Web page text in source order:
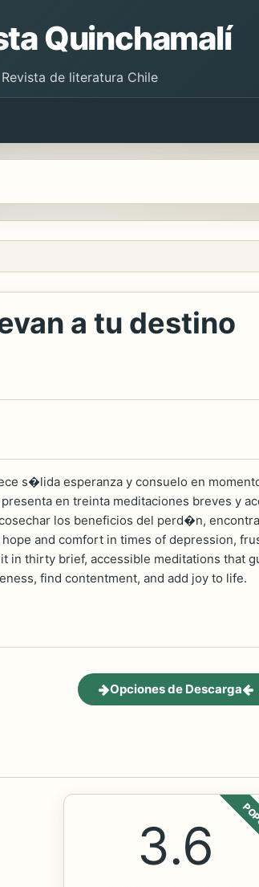
Quinchamalí
Revista de literatura Chile
a tu destino
s�lida esperanza y consuelo en
en treinta meditaciones breves y
los beneficios del perd�n,
and comfort in times of depression,
in thirty brief, accessible meditations that
find contentment, and add joy to life.
Opciones de Descarga
3.6